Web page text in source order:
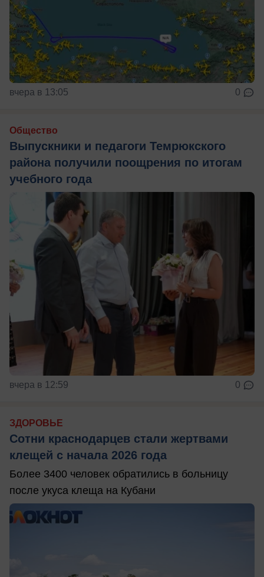
вчера в 13:05 0
Общество
Выпускники и педагоги Темрюкского
района получили поощрения по итогам
учебного года
вчера в 12:59 0
ЗДОРОВЬЕ
Сотни краснодарцев стали жертвами
клещей с начала 2026 года
Более 3400 человек обратились в больницу
после укуса клеща на Кубани